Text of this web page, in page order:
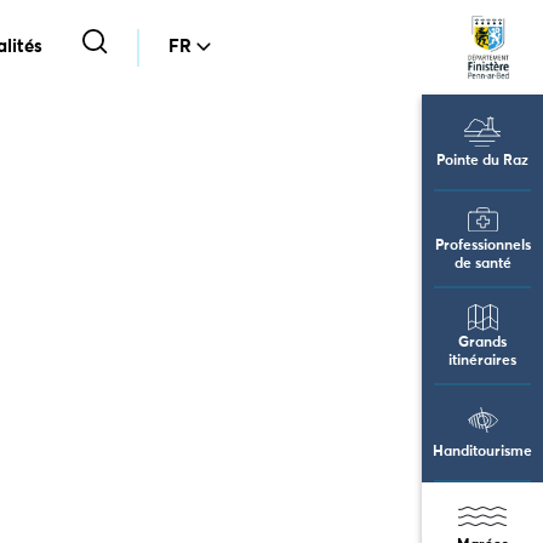
FR
Pointe du Raz
Professionnels
de santé
Grands
itinéraires
Handitourisme